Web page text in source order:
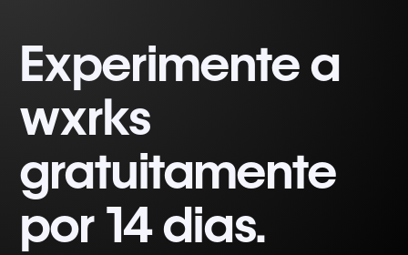
Experimente a
wxrks
gratuitamente
por 14 dias.